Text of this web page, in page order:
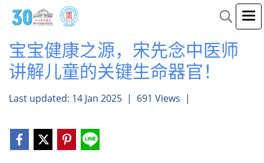
宝宝健康之源，宋先念中医师
讲解儿童的关键生命器官！
Last updated: 14 Jan 2025 | 691 Views |